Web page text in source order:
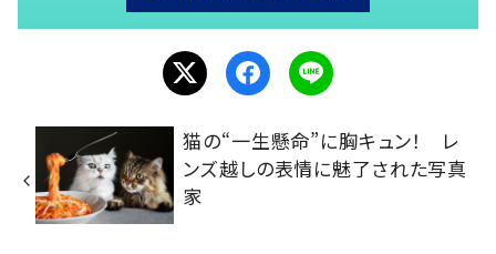
猫の“一生懸命”に胸キュン！ レ
ンズ越しの表情に魅了された写真
家